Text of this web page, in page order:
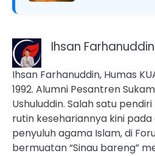
Ihsan Farhanuddin
Ihsan Farhanuddin, Humas
1992. Alumni Pesantren
Ushuluddin. Salah satu
rutin kesehariannya kini
penyuluh agama Islam, di
bermuatan “Sinau bareng”